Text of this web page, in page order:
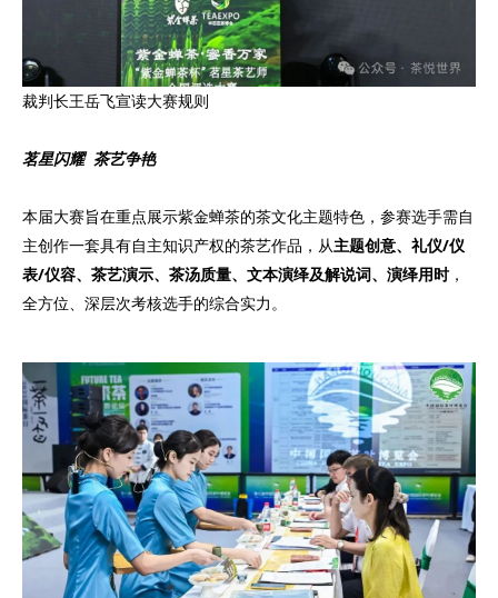
裁判长王岳飞宣读大赛规则
茗星闪耀 茶艺争艳
本届大赛旨在重点展示紫金蝉茶的茶文化主题特色，参赛选手需自
主创作一套具有自主知识产权的茶艺作品，从主题创意、礼仪/仪
表/仪容、茶艺演示、茶汤质量、文本演绎及解说词、演绎用时，
全方位、深层次考核选手的综合实力。